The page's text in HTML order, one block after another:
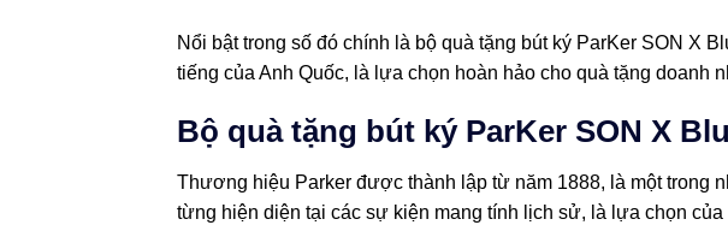
Nổi bật trong số đó chính là bộ quà tặng bút ký ParKer SON X
tiếng của Anh Quốc, là lựa chọn hoàn hảo cho quà tặng doanh
Bộ quà tặng bút ký ParKer SON X
Thương hiệu Parker được thành lập từ năm 1888, là một trong
từng hiện diện tại các sự kiện mang tính lịch sử, là lựa chọn